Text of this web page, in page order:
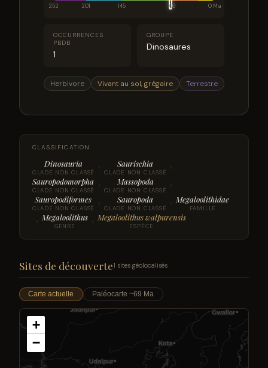
252
201 145 66 0 Ma
OCCURRENCES
PBDB
1
GROUPE
Dinosaures
Herbivore Vivant au sol, grégaire Terrestre
CLASSIFICATION
Dinosauria
CLADE NON CLASSÉ › Saurischia
CLADE NON CLASSÉ ›
Sauropodomorpha
CLADE NON CLASSÉ › Massopoda
CLADE NON CLASSÉ ›
Sauropodiformes
CLADE NON CLASSÉ › Sauropoda
CLADE NON CLASSÉ › Megaloolithidae
FAMILLE
› Megaloolithus
GENRE › Megaloolithus walpurensis
ESPÈCE
Sites de découverte1 sites géolocalisés
Carte actuelle Paléocarte ~69 Ma
+
−